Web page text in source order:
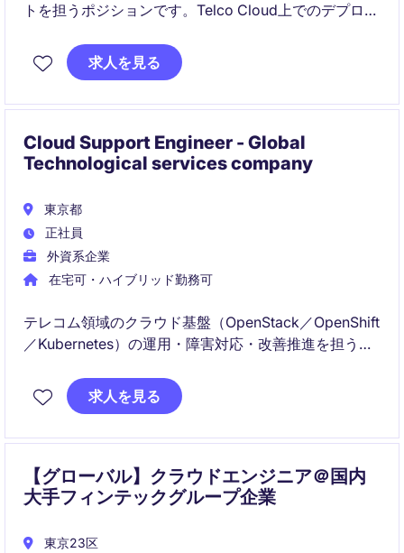
トを担うポジションです。Telco Cloud上でのデプロイ
ツーエンドでプロジェクトに関わります。
求人を見る
Cloud Support Engineer - Global
Technological services company
東京都
正社員
外資系企業
在宅可・ハイブリッド勤務可
テレコム領域のクラウド基盤（OpenStack／OpenShift
／Kubernetes）の運用・障害対応・改善推進を担うポ
ラブルシュートから変更管理、品質改善まで一気通貫
で関与します。
求人を見る
【グローバル】クラウドエンジニア＠国内
大手フィンテックグループ企業
東京23区